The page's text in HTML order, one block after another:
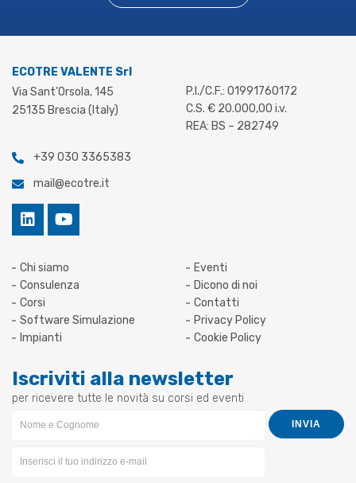
ECOTRE VALENTE Srl
Via Sant’Orsola, 145
25135 Brescia (Italy)
+39 030 3365383
mail@ecotre.it
P.I./C.F.: 01991760172
C.S. € 20.000,00 i.v.
REA: BS – 282749
Chi siamo
Consulenza
Corsi
Software Simulazione
Impianti
Eventi
Dicono di noi
Contatti
Privacy Policy
Cookie Policy
Iscriviti alla newsletter
per ricevere tutte le novità su corsi ed eventi
INVIA